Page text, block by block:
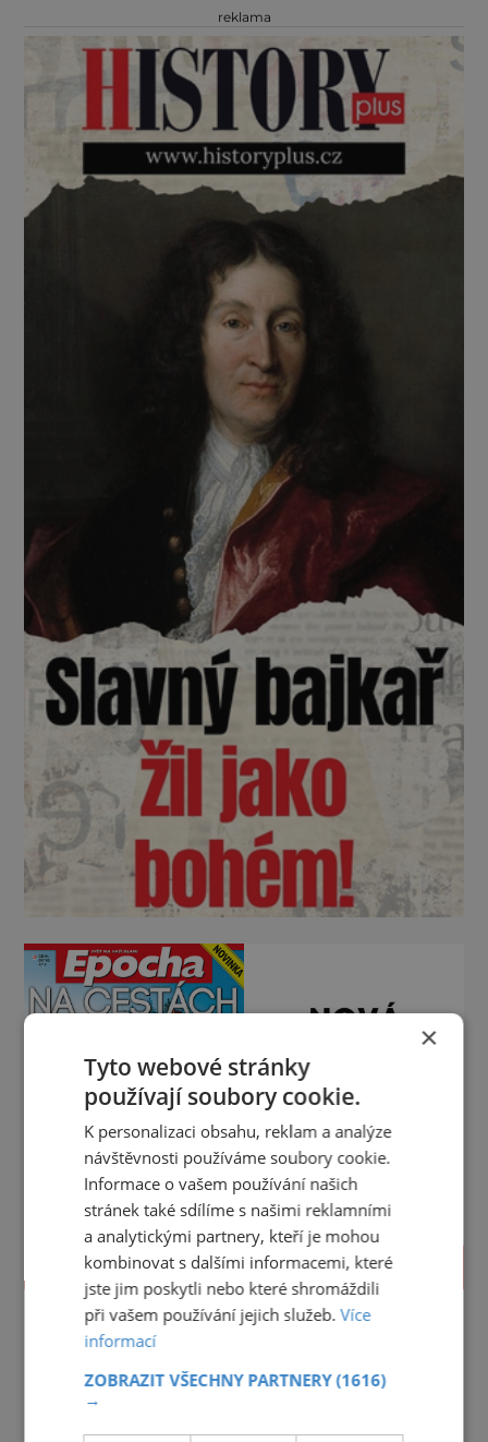
reklama
PROLISTOVAT
×
Tyto webové stránky
používají soubory cookie.
K personalizaci obsahu, reklam a analýze
návštěvnosti používáme soubory cookie.
Informace o vašem používání našich
stránek také sdílíme s našimi reklamními
a analytickými partnery, kteří je mohou
kombinovat s dalšími informacemi, které
jste jim poskytli nebo které shromáždili
při vašem používání jejich služeb.Více
informací
ZOBRAZIT VŠECHNY PARTNERY(1616)
→